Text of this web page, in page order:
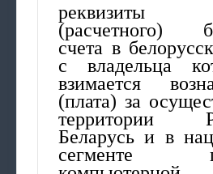
реквизиты
(расчетного)
счета в
с владельца
взимается
(плата) за
территории
Беларусь и в
сегменте